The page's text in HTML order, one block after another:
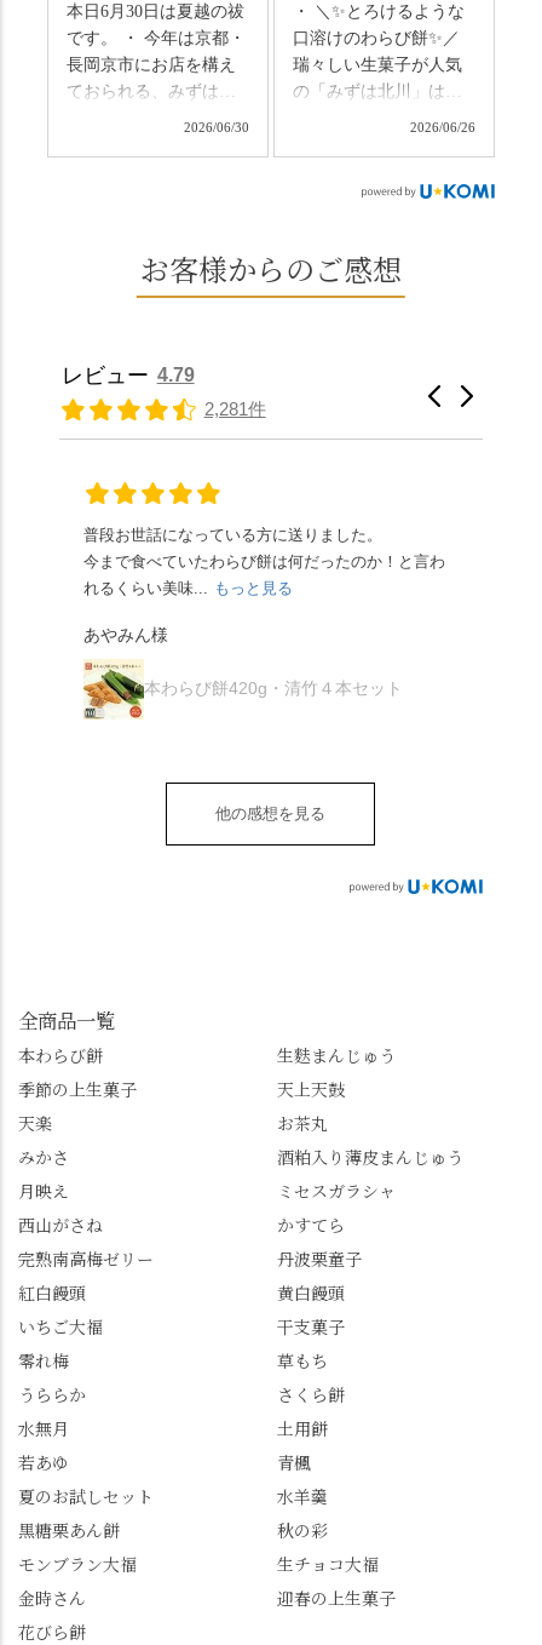
今年の土用の入りは7/20
だそうです。連休最終
日、時間のある人はぜ
ひこの機会に食べてみ
なこ） •わらび餅（抹
ぐにいただけます。 ち
なみに、京きなこは通
種類があります。 ※私
たちの間では、「みず
はさんといえばわらび
納得です。種類は断ト
ツに京きなこが人気で
すが、私はどれも同じ
くらい好きです。 ※京
は抹茶きなこが付いて
ますが、追加でかけな
くても十分おいしくい
ただけます。 店内には
ップがあります。店員
さんに一言お声かけて
きました。 •お茶丸 •天
上天鼓 •天楽 •完熟南紅
梅ゼリー 上記4点も定番
の和菓子。 完熟南紅梅
を実施中。期限は
7/26（日）。但し、「み
ずは北川」のアプリ会
ゼリーは生の写真を撮
りたかったのですが、
崩れてしまいました。
リ会員の登録はほんと
うにおすすめ。ポイン
トもすぐに貯まります
し、いろんな特典もあ
していない人はぜひこ
の機会に会員登録もし
てみてね。 みなさんは
この中で気になったも
れ違うのは犬の散歩の
方くらい。この静け
さ、贅沢すぎません
か…？ここを独り占め
できるのが西山なんで
す。 ⛩️続いて「大原野
神社」へ。 延暦3年
春日"。鯉沢の池には白
いスイレンが咲き、神
馳せた小塩山のふもと
「満開に出会えたら千
の願いが叶う」…来
り。器まで美しくて、
事な石の寺「正法寺」
へ。青もみじがきらき
な…」と半ば諦めてい
たら、上の方にはまだ
瑞々しい花がたくさん
✨ちょうどこの日から
始まった「あじさい供
養」で、池に浮かぶあ
じさいにも出会えるか
も。 天然記念物の「遊
龍の松」は、地を這う
ように伸びる主幹がま
える迫力！そして桂昌
院お手植えと伝わる樹
齢300年超のしだれ
桜。"玉の輿"の語源に
院と徳川綱吉の、教科
書がひっくり返るよう
な再評価のお話まで聞
本日6月30日は夏越の祓
です。 ・ 今年は京都・
長岡京市にお店を構え
ておられる、みずは北
味しかったです。うい
ろう生地は歯応えもあ
さだったため、とても
頂きやすかったです。
ありがたく、美味しく
でした。 ・ 今年も変わ
茅の輪をくぐらせて頂
き、水無月にも出会え
夏を迎えられることに
感謝しています。あり
がとうございます🙏 ・
お皿は原稔さん
（@hara_minoru）「角
水無月 #原稔 さん #和
2026/06/30
・ ＼✨とろけるような
口溶けのわらび餅✨／
瑞々しい生菓子が人気
の「みずは北川」は、
ました⛲️ 創業から30余
も麗しいものばかり👀
「本わらび餅」は、も
と和三盆の風味が広が
ります🥰 抹茶味もあ
り、こちらには宇治抹
ぞれにきな粉、抹茶き
な粉がついているの
北川
（元日のみ休業）
**************
ちの日常の魅力を発信
ツ #みずは北川 #わらび
2026/06/26
お客様からのご感想
レビュー 4.79
2,281件
普段お世話になっている方に送りました。
今まで食べていたわらび餅は何だったのか！と言わ
れるくらい美味...
もっと見る
あやみん様
本わらび餅420g・清竹４本セット
他の感想を見る
全商品一覧
本わらび餅
生麩まんじゅう
季節の上生菓子
天上天鼓
天楽
お茶丸
みかさ
酒粕入り薄皮まんじゅう
月映え
ミセスガラシャ
西山がさね
かすてら
完熟南高梅ゼリー
丹波栗童子
紅白饅頭
黄白饅頭
いちご大福
干支菓子
零れ梅
草もち
うららか
さくら餅
水無月
土用餅
若あゆ
青楓
夏のお試しセット
水羊羹
黒糖栗あん餅
秋の彩
モンブラン大福
生チョコ大福
金時さん
迎春の上生菓子
花びら餅